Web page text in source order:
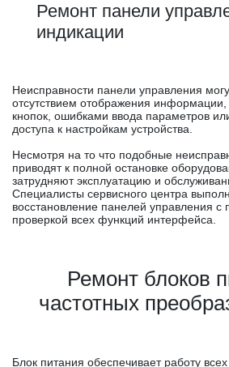
Ремонт панели
индикации
Неисправности панели управления
отсутствием отображения информации,
кнопок, ошибками ввода параметров
доступа к настройкам устройства.
Несмотря на то что подобные
приводят к полной остановке
затрудняют эксплуатацию и
Специалисты сервисного центра
восстановление панелей управления
проверкой всех функций интерфейса.
Ремонт блоков
частотных
Блок питания обеспечивает работу